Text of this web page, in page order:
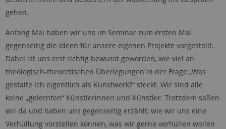
gehen.
Anfang Mai haben wir uns im Seminar zum ersten Mal
gegenseitig die Ideen für unsere eigenen Projekte vorgestellt.
Dabei ist uns erst richtig bewusst geworden, wie viel an
theologisch-theoretischen Überlegungen in der Frage „Was
gestalte ich eigentlich als Kunstwerk?“ steckt. Wir sind alle
keine „gelernten“ Künstlerinnen und Künstler. Trotzdem saßen
wir da und haben uns gegenseitig erzählt, wie wir uns eine
Verhüllung vorstellen können, was wir gerne verhüllen wollen